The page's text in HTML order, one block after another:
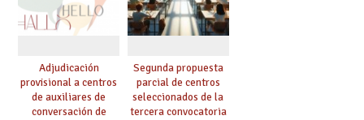
Adjudicación
provisional a centros
de auxiliares de
conversación de
Segunda propuesta
parcial de centros
seleccionados de la
tercera convocatoria